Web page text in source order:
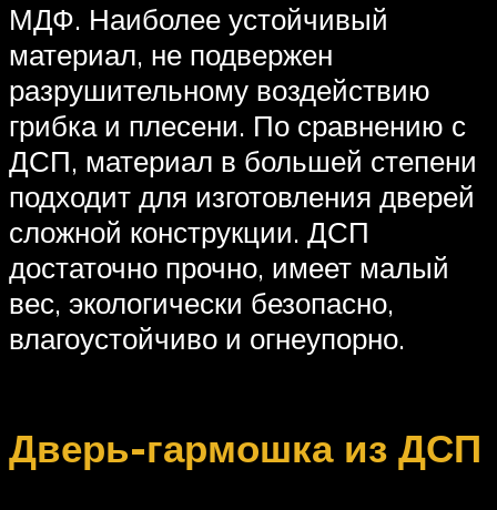
МДФ. Наиболее устойчивый
материал, не подвержен
разрушительному воздействию
грибка и плесени. По сравнению с
ДСП, материал в большей степени
подходит для изготовления дверей
сложной конструкции. ДСП
достаточно прочно, имеет малый
вес, экологически безопасно,
влагоустойчиво и огнеупорно.
Дверь-гармошка из ДСП